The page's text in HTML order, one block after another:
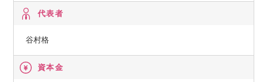
代表者
谷村格
資本金